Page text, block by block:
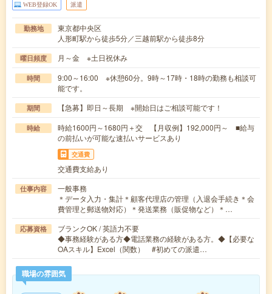
WEB登録OK 派遣
勤務地
東京都中央区
人形町駅から徒歩5分／三越前駅から徒歩8分
曜日頻度 月～金 ※土日祝休み
時間
9:00～16:00 ※休憩60分。9時～17時・18時の勤務も相談可
能です。
期間 【急募】即日～長期 ※開始日はご相談可能です！
時給
時給1600円～1680円＋交 【月収例】192,000円～ ■給与
の前払いが可能な速払いサービスあり
交通費
交通費支給あり
仕事内容
一般事務
＊データ入力・集計＊顧客代理店の管理（入退会手続き＊会
費管理と郵送物対応）＊発送業務（販促物など）＊…
応募資格
ブランクOK / 英語力不要
◆事務経験がある方◆電話業務の経験がある方。◆【必要な
OAスキル】Excel（関数） #初めての派遣…
職場の雰囲気